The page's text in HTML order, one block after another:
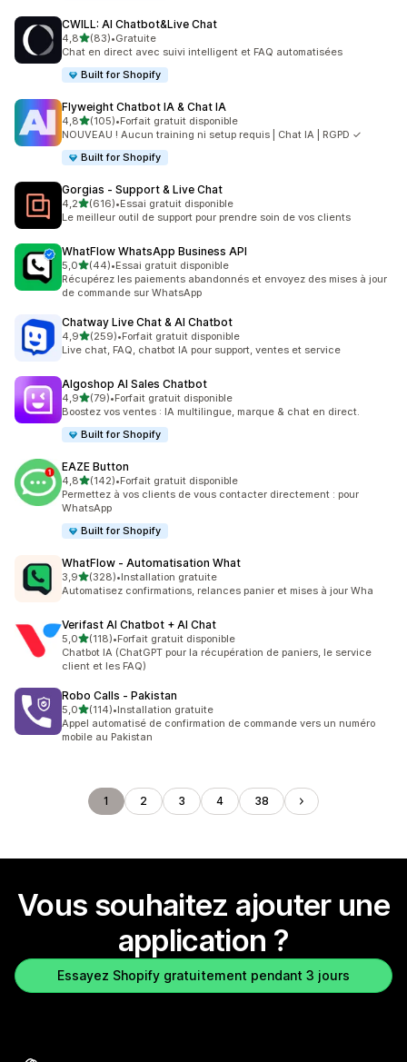
CWILL: AI Chatbot&Live Chat
4,8étoile(s) sur 5
(83)
83 avis au total
•Gratuite
Chat en direct avec suivi intelligent et FAQ automatisées
Built for Shopify
Flyweight Chatbot IA & Chat IA
4,8étoile(s) sur 5
(105)
105 avis au total
•Forfait gratuit disponible
NOUVEAU ! Aucun training ni setup requis | Chat IA | RGPD ✓
Built for Shopify
Gorgias ‑ Support & Live Chat
4,2étoile(s) sur 5
(616)
616 avis au total
•Essai gratuit disponible
Le meilleur outil de support pour prendre soin de vos clients
WhatFlow WhatsApp Business API
5,0étoile(s) sur 5
(44)
44 avis au total
•Essai gratuit disponible
Récupérez les paiements abandonnés et envoyez des mises à jour
de commande sur WhatsApp
Chatway Live Chat & AI Chatbot
4,9étoile(s) sur 5
(259)
259 avis au total
•Forfait gratuit disponible
Live chat, FAQ, chatbot IA pour support, ventes et service
Algoshop AI Sales Chatbot
4,9étoile(s) sur 5
(79)
79 avis au total
•Forfait gratuit disponible
Boostez vos ventes : IA multilingue, marque & chat en direct.
Built for Shopify
EAZE Button
4,8étoile(s) sur 5
(142)
142 avis au total
•Forfait gratuit disponible
Permettez à vos clients de vous contacter directement : pour
WhatsApp
Built for Shopify
WhatFlow ‑ Automatisation What
3,9étoile(s) sur 5
(328)
328 avis au total
•Installation gratuite
Automatisez confirmations, relances panier et mises à jour Wha
Verifast AI Chatbot + AI Chat
5,0étoile(s) sur 5
(118)
118 avis au total
•Forfait gratuit disponible
Chatbot IA (ChatGPT pour la récupération de paniers, le service
client et les FAQ)
Robo Calls ‑ Pakistan
5,0étoile(s) sur 5
(114)
114 avis au total
•Installation gratuite
Appel automatisé de confirmation de commande vers un numéro
mobile au Pakistan
1 2 3 4 38
Vous souhaitez ajouter une
application ?
Essayez Shopify gratuitement pendant 3 jours